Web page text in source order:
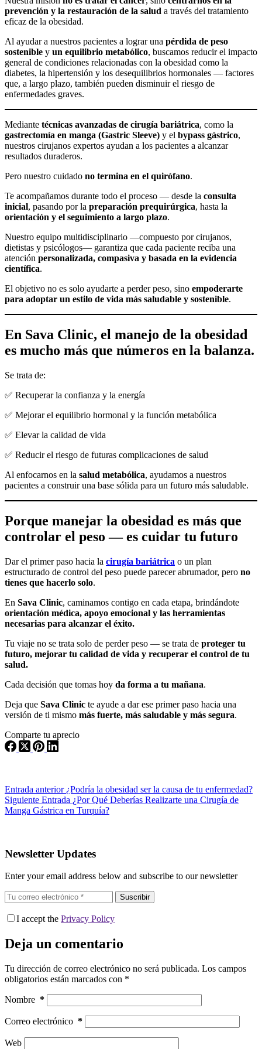
prevención y la restauración de la salud a través del tratamiento
eficaz de la obesidad.
Al ayudar a nuestros pacientes a lograr una pérdida de peso
sostenible y un equilibrio metabólico, buscamos reducir el impacto
general de condiciones relacionadas con la obesidad como la
diabetes, la hipertensión y los desequilibrios hormonales — factores
que, a largo plazo, también pueden disminuir el riesgo de
enfermedades graves.
Mediante técnicas avanzadas de cirugía bariátrica, como la
gastrectomía en manga (Gastric Sleeve) y el bypass gástrico,
nuestros cirujanos expertos ayudan a los pacientes a alcanzar
resultados duraderos.
Pero nuestro cuidado no termina en el quirófano.
Te acompañamos durante todo el proceso — desde la consulta
inicial, pasando por la preparación prequirúrgica, hasta la
orientación y el seguimiento a largo plazo.
Nuestro equipo multidisciplinario —compuesto por cirujanos,
dietistas y psicólogos— garantiza que cada paciente reciba una
atención personalizada, compasiva y basada en la evidencia
científica.
El objetivo no es solo ayudarte a perder peso, sino empoderarte
para adoptar un estilo de vida más saludable y sostenible.
En Sava Clinic, el manejo de la obesidad
es mucho más que números en la balanza.
Se trata de:
✅ Recuperar la confianza y la energía
✅ Mejorar el equilibrio hormonal y la función metabólica
✅ Elevar la calidad de vida
✅ Reducir el riesgo de futuras complicaciones de salud
Al enfocarnos en la salud metabólica, ayudamos a nuestros
pacientes a construir una base sólida para un futuro más saludable.
Porque manejar la obesidad es más que
controlar el peso — es cuidar tu futuro
Dar el primer paso hacia la cirugía bariátrica o un plan
estructurado de control del peso puede parecer abrumador, pero no
tienes que hacerlo solo.
En Sava Clinic, caminamos contigo en cada etapa, brindándote
orientación médica, apoyo emocional y las herramientas
necesarias para alcanzar el éxito.
Tu viaje no se trata solo de perder peso — se trata de proteger tu
futuro, mejorar tu calidad de vida y recuperar el control de tu
salud.
Cada decisión que tomas hoy da forma a tu mañana.
Deja que Sava Clinic te ayude a dar ese primer paso hacia una
versión de ti mismo más fuerte, más saludable y más segura.
Comparte tu aprecio
Entrada anterior ¿Podría la obesidad ser la causa de tu enfermedad?
Siguiente Entrada ¿Por Qué Deberías Realizarte una Cirugía de
Manga Gástrica en Turquía?
Newsletter Updates
Enter your email address below and subscribe to our newsletter
Suscribir
I accept the Privacy Policy
Deja un comentario
Tu dirección de correo electrónico no será publicada. Los campos
obligatorios están marcados con *
Nombre *
Correo electrónico *
Web